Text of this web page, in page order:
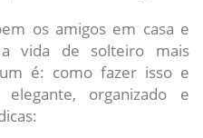
os amigos em casa e
vida de solteiro mais
é: como fazer isso e
organizado e